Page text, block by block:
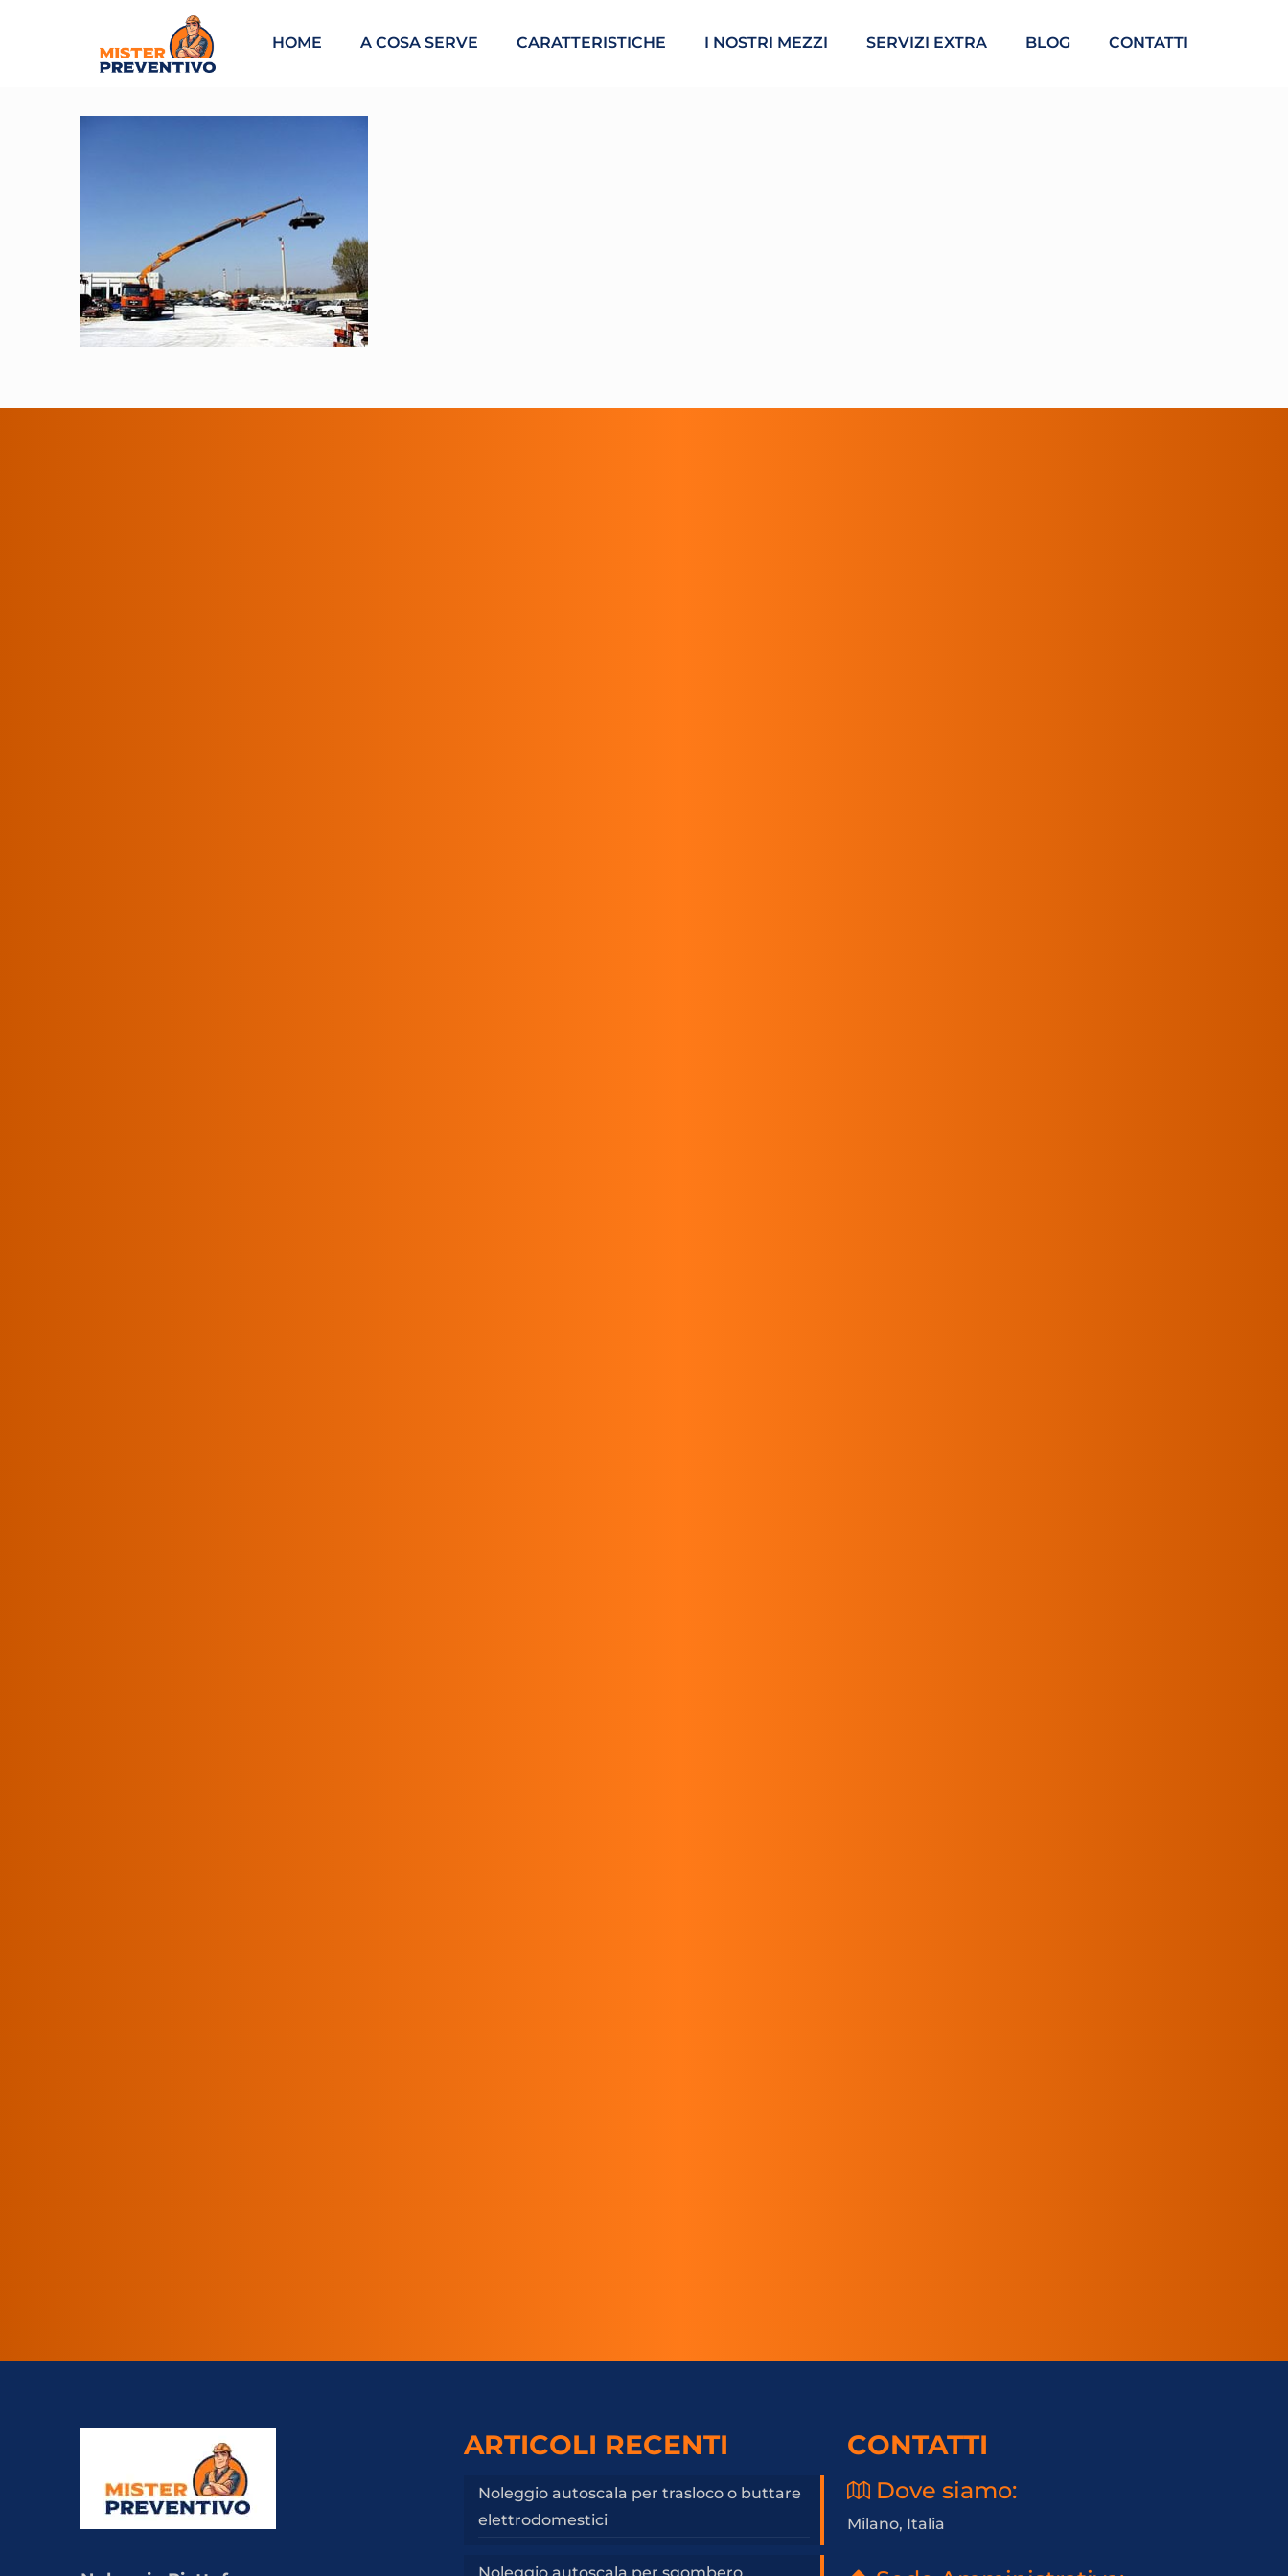
HOME A COSA SERVE CARATTERISTICHE I NOSTRI MEZZI SERVIZI EXTRA BLOG CONTATTI
ARTICOLI RECENTI
Noleggio autoscala per trasloco o buttare
elettrodomestici
CONTATTI
Dove siamo:
Milano, Italia